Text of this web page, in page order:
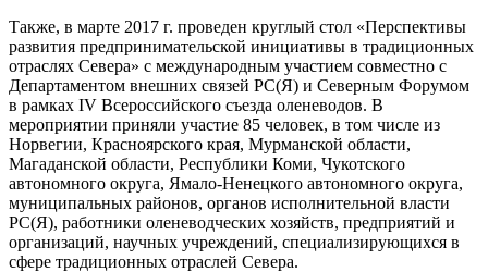
Также, в марте 2017 г. проведен круглый стол «Перспективы
развития предпринимательской инициативы в традиционных
отраслях Севера» с международным участием совместно с
Департаментом внешних связей РС(Я) и Северным Форумом
в рамках IV Всероссийского съезда оленеводов. В
мероприятии приняли участие 85 человек, в том числе из
Норвегии, Красноярского края, Мурманской области,
Магаданской области, Республики Коми, Чукотского
автономного округа, Ямало-Ненецкого автономного округа,
муниципальных районов, органов исполнительной власти
РС(Я), работники оленеводческих хозяйств, предприятий и
организаций, научных учреждений, специализирующихся в
сфере традиционных отраслей Севера.